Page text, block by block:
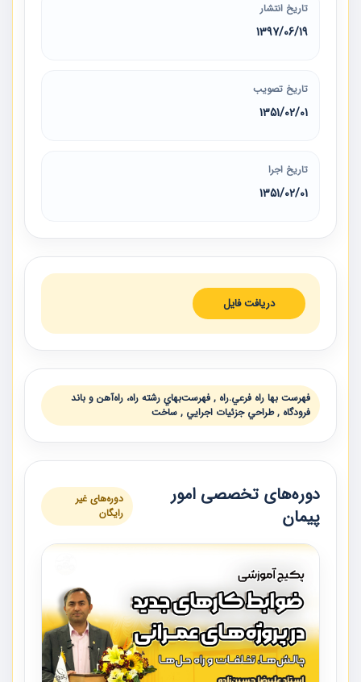
تاریخ انتشار
1397/06/19
تاریخ تصویب
1351/02/01
تاریخ اجرا
1351/02/01
دریافت فایل
فهرست بها راه فرعي.راه , فهرست‌بهاي رشته راه، راه‌آهن و باند
فرودگاه , طراحي جزئيات اجرايي , ساخت
دوره‌های تخصصی امور
پیمان
دوره‌های غیر
رایگان